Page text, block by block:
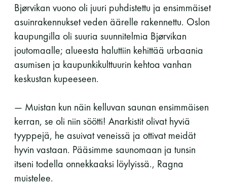
Bjørvikan vuono oli juuri puhdistettu ja ensimmäiset
asuinrakennukset veden äärelle rakennettu. Oslon
kaupungilla oli suuria suunnitelmia Bjørvikan
joutomaalle; alueesta haluttiin kehittää urbaania
asumisen ja kaupunkikulttuurin kehtoa vanhan
keskustan kupeeseen.
— Muistan kun näin kelluvan saunan ensimmäisen
kerran, se oli niin söötti! Anarkistit olivat hyviä
tyyppejä, he asuivat veneissä ja ottivat meidät
hyvin vastaan. Pääsimme saunomaan ja tunsin
itseni todella onnekkaaksi löylyissä., Ragna
muistelee.